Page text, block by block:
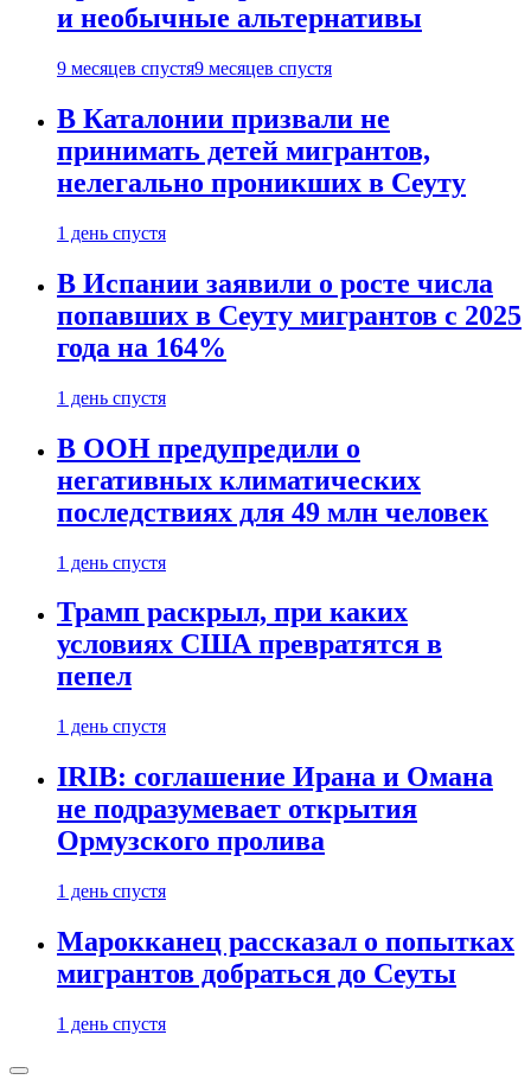
и необычные альтернативы
9 месяцев спустя9 месяцев спустя
В Каталонии призвали не
принимать детей мигрантов,
нелегально проникших в Сеуту
1 день спустя
В Испании заявили о росте числа
попавших в Сеуту мигрантов с 2025
года на 164%
1 день спустя
В ООН предупредили о
негативных климатических
последствиях для 49 млн человек
1 день спустя
Трамп раскрыл, при каких
условиях США превратятся в
пепел
1 день спустя
IRIB: соглашение Ирана и Омана
не подразумевает открытия
Ормузского пролива
1 день спустя
Марокканец рассказал о попытках
мигрантов добраться до Сеуты
1 день спустя